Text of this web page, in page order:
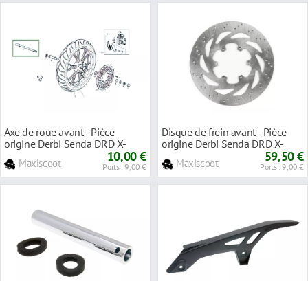
Axe de roue avant - Pièce
origine Derbi Senda DRD X-
Maxiscoot 10,00 €
Ports : 9,00 €
Disque de frein avant - Pièce
origine Derbi Senda DRD X-
Maxiscoot 59,50 €
Ports : 9,00 €